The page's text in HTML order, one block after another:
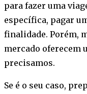
para fazer uma
específica, pagar
finalidade. Porém,
mercado oferecem
precisamos.
Se é o seu caso,